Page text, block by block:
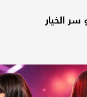
الخيار